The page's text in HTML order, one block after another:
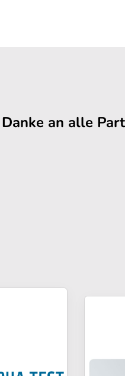
Danke an alle